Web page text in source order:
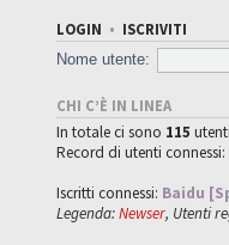
LOGIN • ISCRIVITI
Nome utente:
CHI C’È IN LINEA
In totale ci sono 115
Record di utenti connessi:
Iscritti connessi: Baidu
Legenda:Newser, Utenti